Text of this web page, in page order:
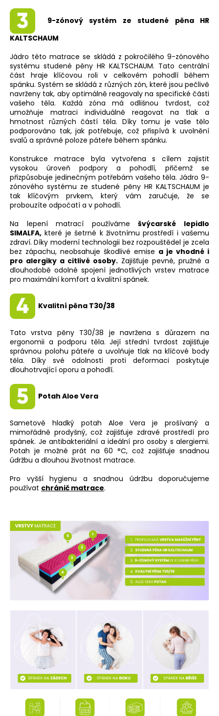
9-zónový systém ze studené pěna HR
KALTSCHAUM
Jádro této matrace se skládá z pokročilého 9-zónového
systému studené pěny HR KALTSCHAUM. Tato centrální
část hraje klíčovou roli v celkovém pohodlí během
spánku. Systém se skládá z různých zón, které jsou pečlivě
navrženy tak, aby optimálně reagovaly na specifické části
vašeho těla. Každá zóna má odlišnou tvrdost, což
umožňuje matraci individuálně reagovat na tlak a
hmotnost různých částí těla. Díky tomu je vaše tělo
podporováno tak, jak potřebuje, což přispívá k uvolnění
svalů a správné poloze páteře během spánku.
Konstrukce matrace byla vytvořena s cílem zajistit
vysokou úroveň podpory a pohodlí, přičemž se
přizpůsobuje jedinečným potřebám vašeho těla. Jádro 9-
zónového systému ze studené pěny HR KALTSCHAUM je
tak klíčovým prvkem, který vám zaručuje, že se
probouzíte odpočatí a v pohodlí.
Na lepení matrací používámešvýcarské lepidlo
SIMALFA, které je šetrné k životnímu prostředí i vašemu
zdraví. Díky moderní technologii bez rozpouštědel je zcela
bez zápachu, neobsahuje škodlivé emise a je vhodné i
pro alergiky a citlivé osoby. Zajišťuje pevné, pružné a
dlouhodobě odolné spojení jednotlivých vrstev matrace
pro maximální komfort a kvalitní spánek.
Kvalitní pěna T30/38
Tato vrstva pěny T30/38 je navržena s důrazem na
ergonomii a podporu těla. Její střední tvrdost zajišťuje
správnou polohu páteře a uvolňuje tlak na klíčové body
těla. Díky své odolnosti proti deformaci poskytuje
dlouhotrvající oporu a pohodlí.
Potah Aloe Vera
Sametově hladký potah Aloe Vera je prošívaný a
mimořádně prodyšný, což zajišťuje zdravé prostředí pro
spánek. Je antibakteriální a ideální pro osoby s alergiemi.
Potah je možné prát na 60 °C, což zajišťuje snadnou
údržbu a dlouhou životnost matrace.
Pro vyšší hygienu a snadnou údržbu doporučujeme
používat chránič matrace.